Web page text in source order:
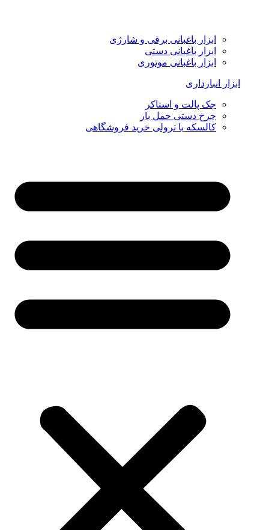
ابزار باغبانی برقی و شارژی
ابزار باغبانی دستی
ابزار باغبانی موتوری
ابزار انبارداری
جک پالت و استاکر
چرخ دستی حمل بار
کالسکه یا ترولی خرید فروشگاهی